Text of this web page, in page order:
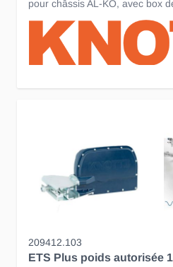
pour châssis AL-KO, avec box
209412.103
ETS Plus poids autorisée